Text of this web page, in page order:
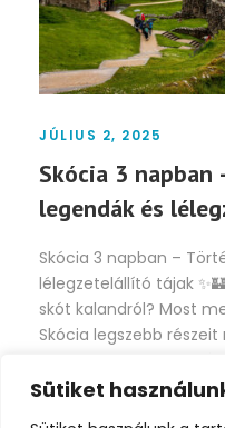
Sütiket
JÚLIUS 2, 2025
Skócia 3 napban
legendák és
Skócia 3 napban –
lélegzetelállító tájak
skót kalandról? Most
Skócia legszebb
város koronája,